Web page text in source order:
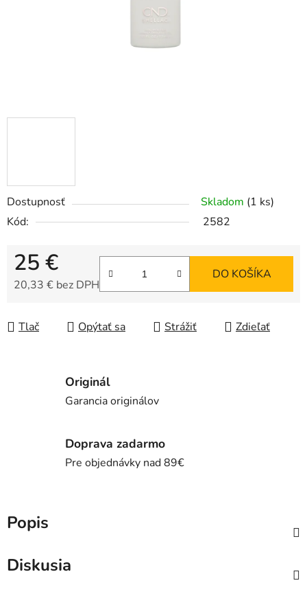
Dostupnosť Skladom (1 ks)
Kód:
2582
25 €
20,33 € bez DPH
DO KOŠÍKA
Tlač Opýtať sa Strážiť Zdieľať
Originál
Garancia originálov
Doprava zadarmo
Pre objednávky nad 89€
Popis
Diskusia